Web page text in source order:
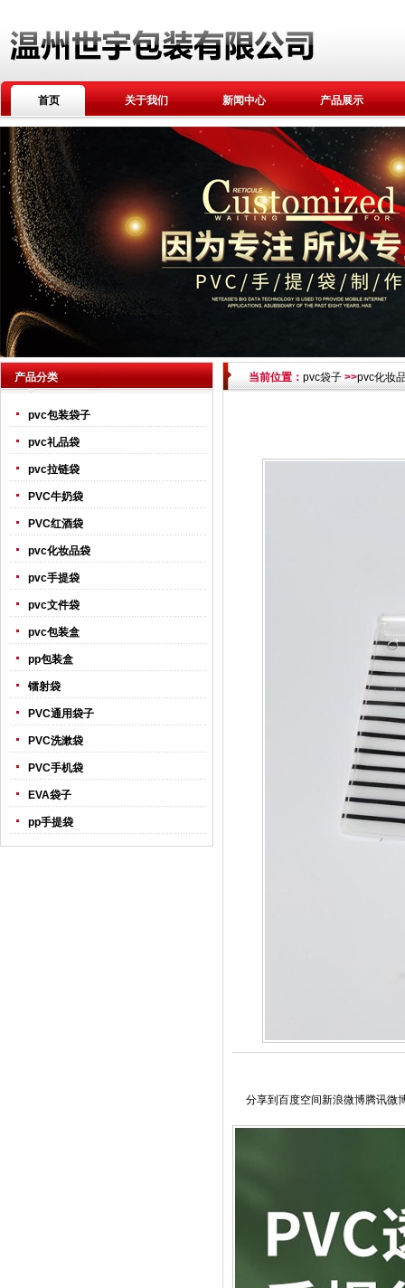
首页 关于我们 新闻中心 产品展示
产品分类
pvc包装袋子
pvc礼品袋
pvc拉链袋
PVC牛奶袋
PVC红酒袋
pvc化妆品袋
pvc手提袋
pvc文件袋
pvc包装盒
pp包装盒
镭射袋
PVC通用袋子
PVC洗漱袋
PVC手机袋
EVA袋子
pp手提袋
当前位置： pvc袋子 >>pvc化妆
分享到 百度空间新浪微博腾讯微